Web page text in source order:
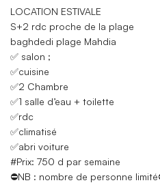
LOCATION ESTIVALE
S+2 rdc proche de la plage
baghdedi plage Mahdia
✅ salon ;
✅cuisine
✅2 Chambre
✅1 salle d’eau + toilette
✅rdc
✅climatisé
✅abri voiture
#Prix: 750 d par semaine
⛔NB : nombre de personne